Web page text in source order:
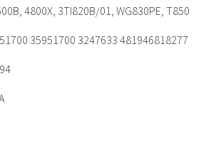
4800X, 3TI820B/01, WG830PE, T850
35951700 3247633 481946818277